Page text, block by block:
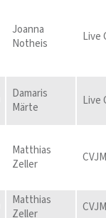
Joanna
Notheis
Live
Damaris
Märte
Live
Matthias
Zeller
Matthias
Zeller